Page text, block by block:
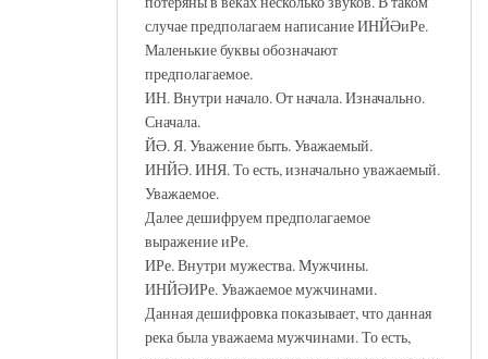
случае предполагаем написание ИНЙӘиРе.
Маленькие буквы обозначают
предполагаемое.
ИН. Внутри начало. От начала. Изначально.
Сначала.
ЙӘ. Я. Уважение быть. Уважаемый.
ИНЙӘ. ИНЯ. То есть, изначально уважаемый.
Уважаемое.
Далее дешифруем предполагаемое
выражение иРе.
ИРе. Внутри мужества. Мужчины.
ИНЙӘИРе. Уважаемое мужчинами.
Данная дешифровка показывает, что данная
река была уважаема мужчинами. То есть,